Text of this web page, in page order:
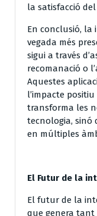
la satisfacció
En conclusió, la
vegada més
sigui a través
recomanació o
Aquestes
l’impacte
transforma les
tecnologia, sinó
en múltiples
El Futur de la
El futur de la
que genera tant